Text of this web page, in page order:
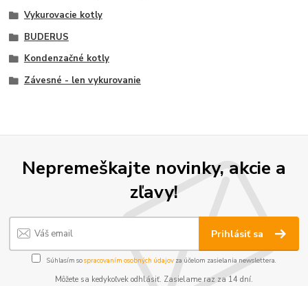
Vykurovacie kotly
BUDERUS
Kondenzačné kotly
Závesné - len vykurovanie
Nepremeškajte novinky, akcie a
zľavy!
Prihlásiť sa
Súhlasím sospracovaním osobných údajov za účelom zasielania newslettera.
Môžete sa kedykoľvek odhlásiť. Zasielame raz za 14 dní.